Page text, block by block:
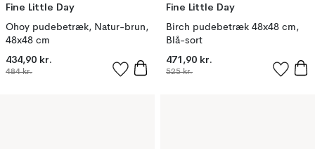
Fine Little Day
Ohoy pudebetræk, Natur-brun,
48x48 cm
434,90 kr.
484 kr.
Fine Little Day
Birch pudebetræk 48x48 cm,
Blå-sort
471,90 kr.
525 kr.